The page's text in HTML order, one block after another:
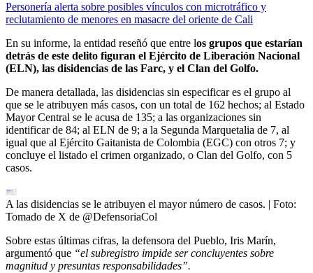
Personería alerta sobre posibles vínculos con microtráfico y
reclutamiento de menores en masacre del oriente de Cali
En su informe, la entidad reseñó que entre los grupos que estarían
detrás de este delito figuran el Ejército de Liberación Nacional
(ELN), las disidencias de las Farc, y el Clan del Golfo.
De manera detallada, las disidencias sin especificar es el grupo al
que se le atribuyen más casos, con un total de 162 hechos; al Estado
Mayor Central se le acusa de 135; a las organizaciones sin
identificar de 84; al ELN de 9; a la Segunda Marquetalia de 7, al
igual que al Ejército Gaitanista de Colombia (EGC) con otros 7; y
concluye el listado el crimen organizado, o Clan del Golfo, con 5
casos.
A las disidencias se le atribuyen el mayor número de casos. | Foto:
Tomado de X de @DefensoriaCol
Sobre estas últimas cifras, la defensora del Pueblo, Iris Marín,
argumentó que “el subregistro impide ser concluyentes sobre
magnitud y presuntas responsabilidades”.